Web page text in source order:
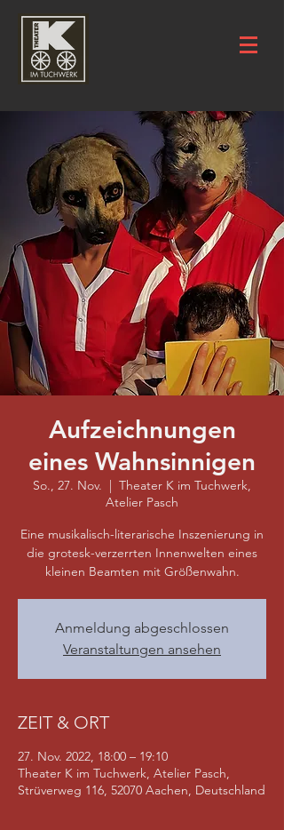
Aufzeichnungen
eines Wahnsinnigen
So., 27. Nov.
  |
Theater K im Tuchwerk,
Atelier Pasch
Eine musikalisch-literarische Inszenierung in
die grotesk-verzerrten Innenwelten eines
kleinen Beamten mit Größenwahn.
Anmeldung abgeschlossen
Veranstaltungen ansehen
ZEIT & ORT
27. Nov. 2022, 18:00 – 19:10
Theater K im Tuchwerk, Atelier Pasch,
Strüverweg 116, 52070 Aachen, Deutschland